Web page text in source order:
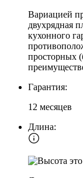
Вариацией
двухрядная
кухонного
просторных
Гарантия:
12 месяцев
Длина: